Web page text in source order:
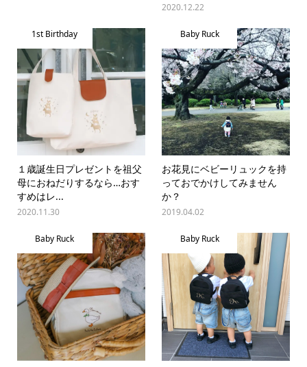
2020.12.22
1st Birthday
１歳誕生日プレゼントを祖父
母におねだりするなら…おす
すめはレ...
2020.11.30
Baby Ruck
お花見にベビーリュックを持
っておでかけしてみません
か？
2019.04.02
Baby Ruck Baby Ruck